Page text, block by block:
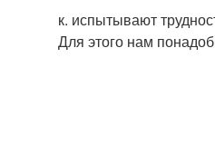
к. испытывают
Для этого нам